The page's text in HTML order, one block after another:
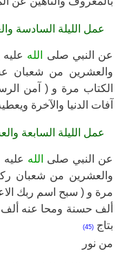
عمل الليلة السادسة
عن النبي صلى الله
والعشرين من شعبان
الكتاب مرة و ( آمن
آفات الدنيا والآخرة
عمل الليلة السابعة
عن النبي صلى الله
والعشرين من شعبان
مرة و ( سبح اسم ربك
ألف حسنة ومحا عنه
بتاج (45)
من نور